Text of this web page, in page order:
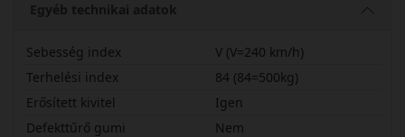
Egyéb technikai adatok
Sebesség index
V (V=240 km/h)
Terhelési index
84 (84=500kg)
Erősített kivitel
Igen
Defekttűrő gumi
Nem